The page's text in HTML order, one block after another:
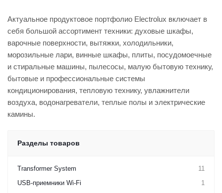
Актуальное продуктовое портфолио Electrolux включает в
себя большой ассортимент техники: духовые шкафы,
варочные поверхности, вытяжки, холодильники,
морозильные лари, винные шкафы, плиты, посудомоечные
и стиральные машины, пылесосы, малую бытовую технику,
бытовые и профессиональные системы
кондиционирования, тепловую технику, увлажнители
воздуха, водонагреватели, теплые полы и электрические
камины.
Разделы товаров
Transformer System
11
USB-приемники Wi-Fi
1